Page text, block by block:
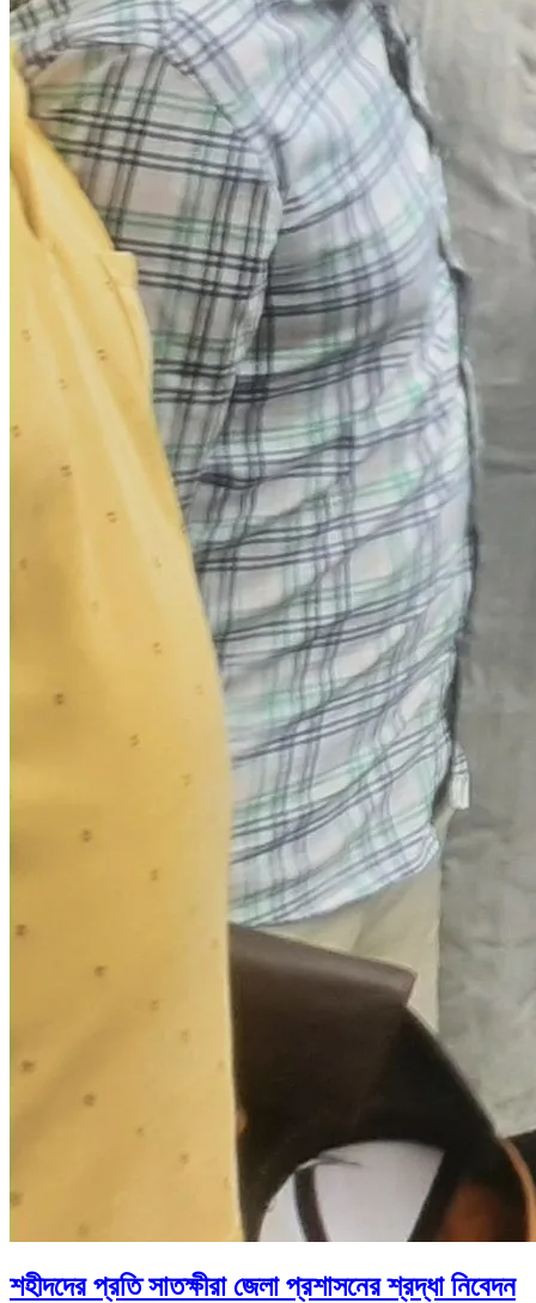
শহীদদের প্রতি সাতক্ষীরা জেলা প্রশাসনের শ্রদ্ধা নিবেদন